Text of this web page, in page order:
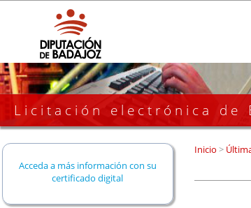
Licitación electrónica de
Acceda a más información con su
certificado digital
Inicio >